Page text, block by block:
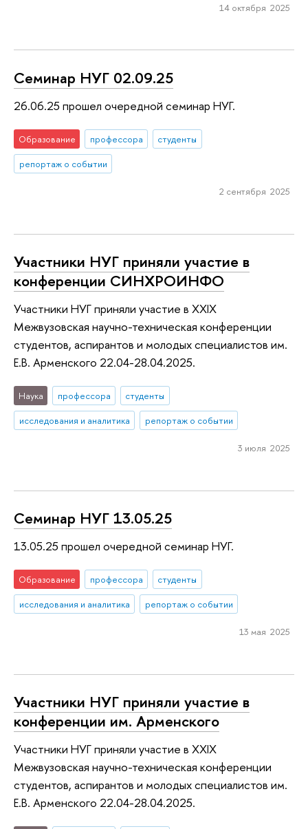
14 октября 2025
Семинар НУГ 02.09.25
26.06.25 прошел очередной семинар НУГ.
Образование профессора
студенты
репортаж о событии
2 сентября 2025
Участники НУГ приняли участие в
конференции СИНХРОИНФО
Участники НУГ приняли участие в XXIX
Межвузовская научно-техническая конференции
студентов, аспирантов и молодых специалистов им.
Е.В. Арменского 22.04-28.04.2025.
Наука профессора
студенты
исследования и аналитика
репортаж о событии
3 июля 2025
Семинар НУГ 13.05.25
13.05.25 прошел очередной семинар НУГ.
Образование профессора
студенты
исследования и аналитика
репортаж о событии
13 мая 2025
Участники НУГ приняли участие в
конференции им. Арменского
Участники НУГ приняли участие в XXIX
Межвузовская научно-техническая конференции
студентов, аспирантов и молодых специалистов им.
Е.В. Арменского 22.04-28.04.2025.